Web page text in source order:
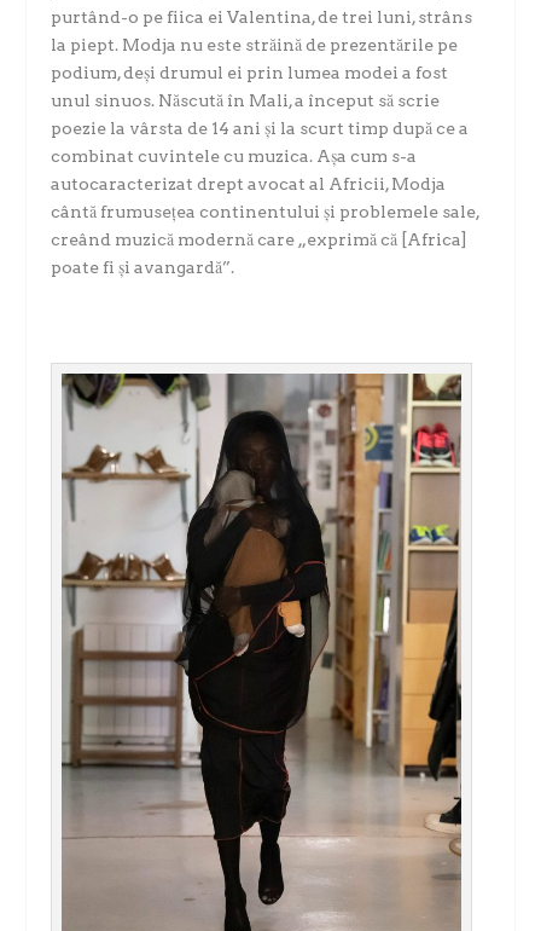
purtând-o pe fiica ei Valentina, de trei luni, strâns
la piept. Modja nu este străină de prezentările pe
podium, deși drumul ei prin lumea modei a fost
unul sinuos. Născută în Mali, a început să scrie
poezie la vârsta de 14 ani și la scurt timp după ce a
combinat cuvintele cu muzica. Așa cum s-a
autocaracterizat drept avocat al Africii, Modja
cântă frumusețea continentului și problemele sale,
creând muzică modernă care „exprimă că [Africa]
poate fi și avangardă”.